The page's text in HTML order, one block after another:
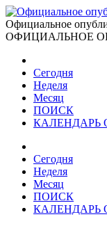
Официальное
ОФИЦИАЛЬНОЕ
Сегодня
Неделя
Месяц
ПОИСК
КАЛЕНДАРЬ
Сегодня
Неделя
Месяц
ПОИСК
КАЛЕНДАРЬ